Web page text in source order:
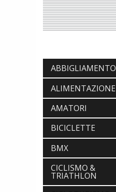
ABBIGLIAMENTO
ALIMENTAZIONE
AMATORI
BICICLETTE
BMX
CICLISMO &
TRIATHLON